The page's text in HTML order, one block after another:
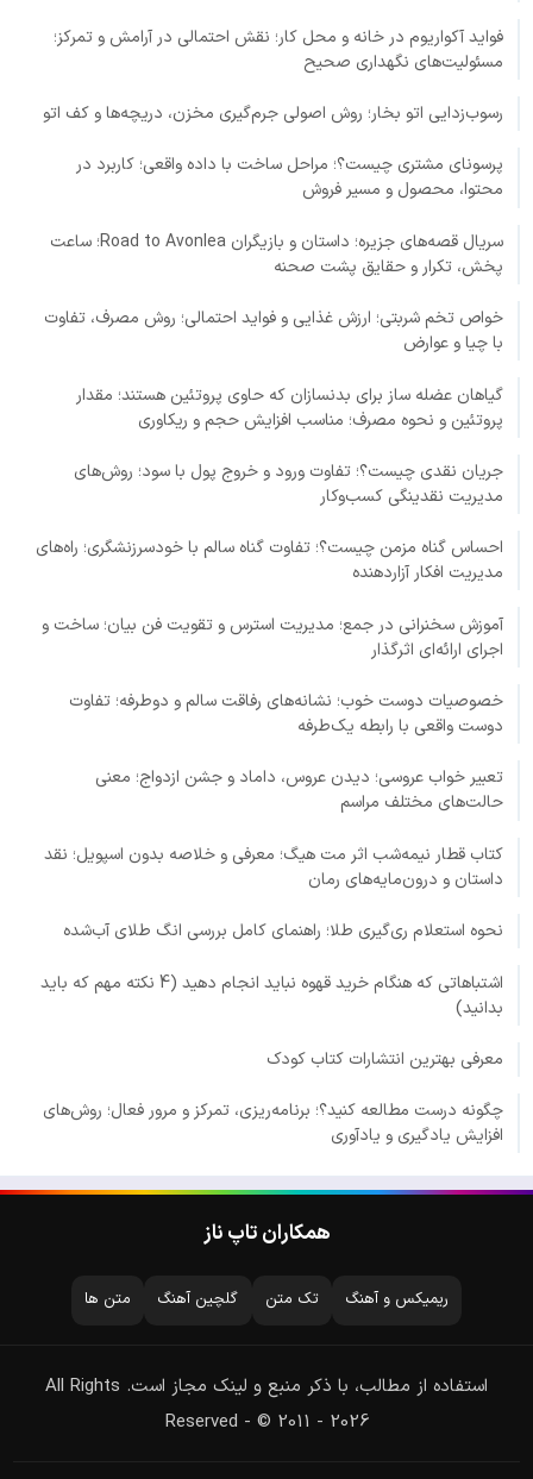
فواید آکواریوم در خانه و محل کار؛ نقش احتمالی در آرامش و تمرکز؛
مسئولیت‌های نگهداری صحیح
رسوب‌زدایی اتو بخار؛ روش اصولی جرم‌گیری مخزن، دریچه‌ها و کف اتو
پرسونای مشتری چیست؟؛ مراحل ساخت با داده واقعی؛ کاربرد در
محتوا، محصول و مسیر فروش
سریال قصه‌های جزیره؛ داستان و بازیگران Road to Avonlea؛ ساعت
پخش، تکرار و حقایق پشت صحنه
خواص تخم شربتی؛ ارزش غذایی و فواید احتمالی؛ روش مصرف، تفاوت
با چیا و عوارض
گیاهان عضله ساز برای بدنسازان که حاوی پروتئین هستند؛ مقدار
پروتئین و نحوه مصرف؛ مناسب افزایش حجم و ریکاوری
جریان نقدی چیست؟؛ تفاوت ورود و خروج پول با سود؛ روش‌های
مدیریت نقدینگی کسب‌وکار
احساس گناه مزمن چیست؟؛ تفاوت گناه سالم با خودسرزنشگری؛ راه‌های
مدیریت افکار آزاردهنده
آموزش سخنرانی در جمع؛ مدیریت استرس و تقویت فن بیان؛ ساخت و
اجرای ارائه‌ای اثرگذار
خصوصیات دوست خوب؛ نشانه‌های رفاقت سالم و دوطرفه؛ تفاوت
دوست واقعی با رابطه یک‌طرفه
تعبیر خواب عروسی؛ دیدن عروس، داماد و جشن ازدواج؛ معنی
حالت‌های مختلف مراسم
کتاب قطار نیمه‌شب اثر مت هیگ؛ معرفی و خلاصه بدون اسپویل؛ نقد
داستان و درون‌مایه‌های رمان
نحوه استعلام ری‌گیری طلا؛ راهنمای کامل بررسی انگ طلای آب‌شده
اشتباهاتی که هنگام خرید قهوه نباید انجام دهید (4 نکته مهم که باید
بدانید)
معرفی بهترین انتشارات کتاب کودک
چگونه درست مطالعه کنید؟؛ برنامه‌ریزی، تمرکز و مرور فعال؛ روش‌های
افزایش یادگیری و یادآوری
همکاران تاپ ناز
ریمیکس و آهنگ تک متن گلچین آهنگ متن ها
استفاده از مطالب، با ذکر منبع و لینک مجاز است. All Rights
Reserved - © 2011 - 2026